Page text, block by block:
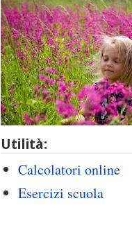
Utilità:
Calcolatori online
Esercizi scuola